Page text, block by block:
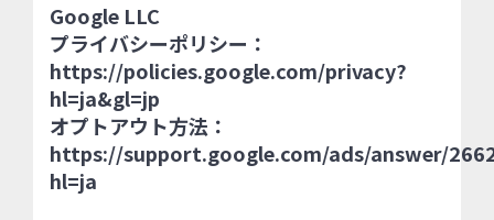
Google LLC
プライバシーポリシー：
https://policies.google.com/privacy?
hl=ja&gl=jp
オプトアウト方法：
https://support.google.com/ads/answer/
hl=ja